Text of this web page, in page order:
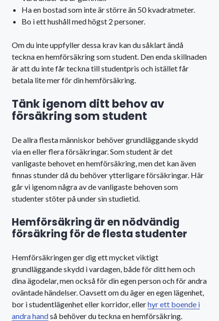
Ha en bostad som inte är större än 50 kvadratmeter.
Bo i ett hushåll med högst 2 personer.
Om du inte uppfyller dessa krav kan du såklart ändå
teckna en hemförsäkring som student. Den enda skillnaden
är att du inte får teckna till studentpris och istället får
betala lite mer för din hemförsäkring.
Tänk igenom ditt behov av
försäkring som student
De allra flesta människor behöver grundläggande skydd
via en eller flera försäkringar. Som student är det
vanligaste behovet en hemförsäkring, men det kan även
finnas stunder då du behöver ytterligare försäkringar. Här
går vi igenom några av de vanligaste behoven som
studenter stöter på under sin studietid.
Hemförsäkring är en nödvändig
försäkring för de flesta studenter
Hemförsäkringen ger dig ett mycket viktigt
grundläggande skydd i vardagen, både för ditt hem och
dina ägodelar, men också för din egen person och för andra
oväntade händelser. Oavsett om du äger en egen lägenhet,
bor i studentlägenhet eller korridor, ellerhyr ett boende i
andra handså behöver du teckna en hemförsäkring.